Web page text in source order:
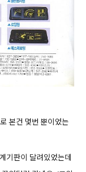
본건 몇번 뿐이었는
기판이 달려있었는데